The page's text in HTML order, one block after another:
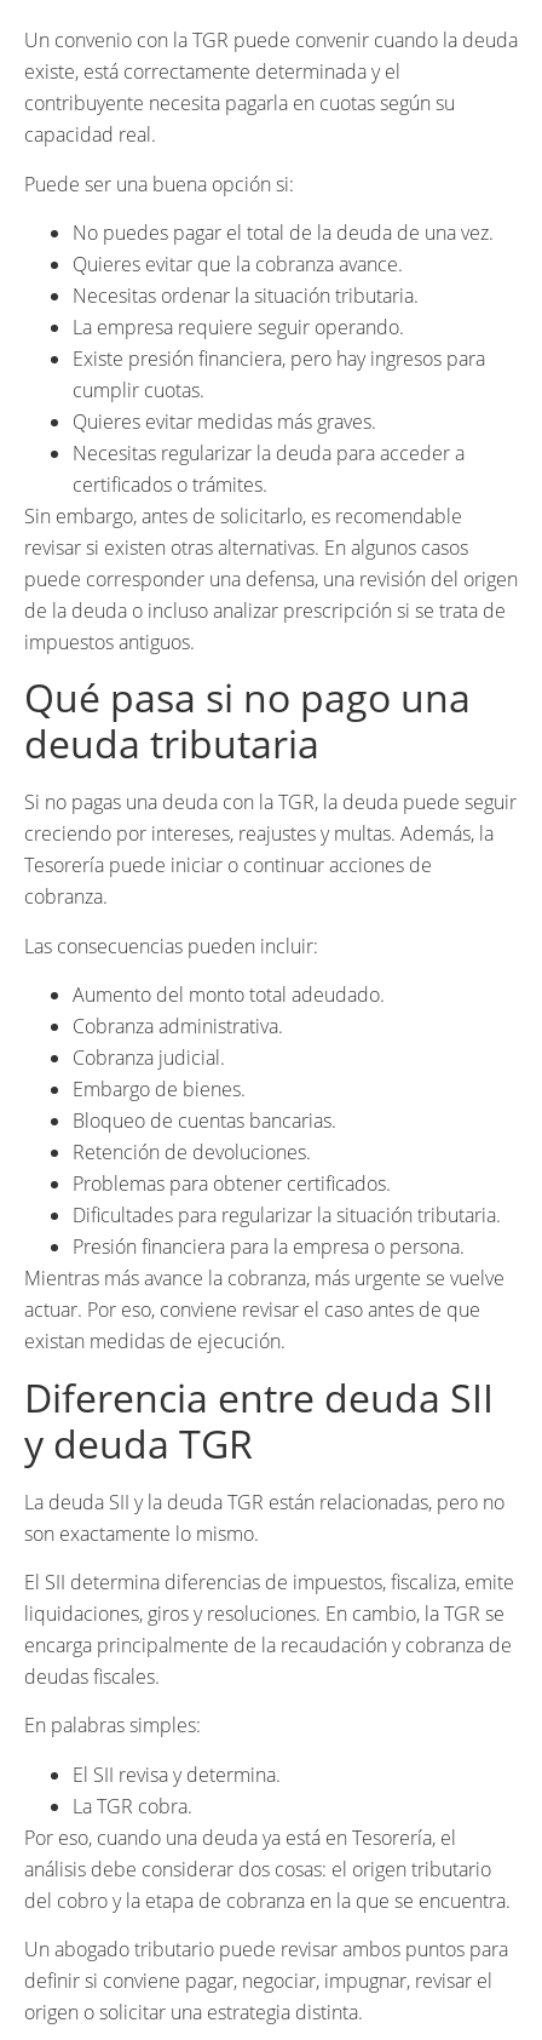
Un convenio con la TGR puede convenir cuando la deuda
existe, está correctamente determinada y el
contribuyente necesita pagarla en cuotas según su
capacidad real.
Puede ser una buena opción si:
No puedes pagar el total de la deuda de una vez.
Quieres evitar que la cobranza avance.
Necesitas ordenar la situación tributaria.
La empresa requiere seguir operando.
Existe presión financiera, pero hay ingresos para
cumplir cuotas.
Quieres evitar medidas más graves.
Necesitas regularizar la deuda para acceder a
certificados o trámites.
Sin embargo, antes de solicitarlo, es recomendable
revisar si existen otras alternativas. En algunos casos
puede corresponder una defensa, una revisión del origen
de la deuda o incluso analizar prescripción si se trata de
impuestos antiguos.
Qué pasa si no pago una
deuda tributaria
Si no pagas una deuda con la TGR, la deuda puede seguir
creciendo por intereses, reajustes y multas. Además, la
Tesorería puede iniciar o continuar acciones de
cobranza.
Las consecuencias pueden incluir:
Aumento del monto total adeudado.
Cobranza administrativa.
Cobranza judicial.
Embargo de bienes.
Bloqueo de cuentas bancarias.
Retención de devoluciones.
Problemas para obtener certificados.
Dificultades para regularizar la situación tributaria.
Presión financiera para la empresa o persona.
Mientras más avance la cobranza, más urgente se vuelve
actuar. Por eso, conviene revisar el caso antes de que
existan medidas de ejecución.
Diferencia entre deuda SII
y deuda TGR
La deuda SII y la deuda TGR están relacionadas, pero no
son exactamente lo mismo.
El SII determina diferencias de impuestos, fiscaliza, emite
liquidaciones, giros y resoluciones. En cambio, la TGR se
encarga principalmente de la recaudación y cobranza de
deudas fiscales.
En palabras simples:
El SII revisa y determina.
La TGR cobra.
Por eso, cuando una deuda ya está en Tesorería, el
análisis debe considerar dos cosas: el origen tributario
del cobro y la etapa de cobranza en la que se encuentra.
Un abogado tributario puede revisar ambos puntos para
definir si conviene pagar, negociar, impugnar, revisar el
origen o solicitar una estrategia distinta.